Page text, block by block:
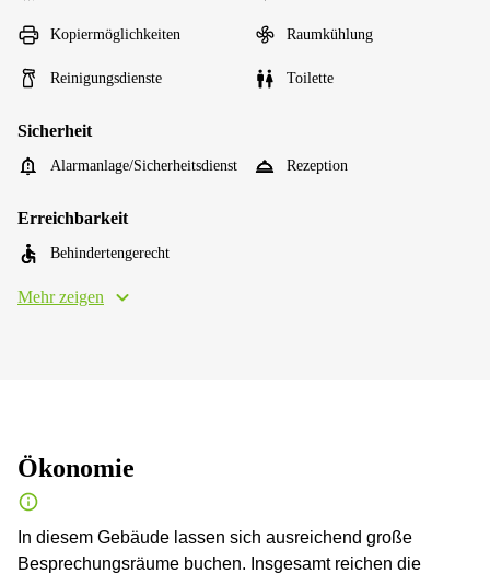
Kopiermöglichkeiten Raumkühlung
Reinigungsdienste Toilette
Sicherheit
Alarmanlage/Sicherheitsdienst Rezeption
Erreichbarkeit
Behindertengerecht
Mehr zeigen
Ökonomie
In diesem Gebäude lassen sich ausreichend große
Besprechungsräume buchen. Insgesamt reichen die